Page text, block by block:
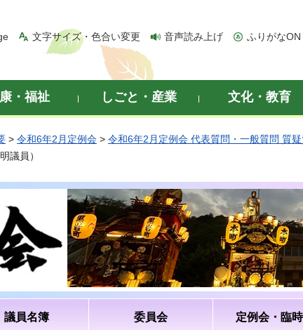
文字サイズ・色合い変更 音声読み上げ ふりがなON
・福祉 しごと・産業 文化・教育
> 令和6年2月定例会 > 令和6年2月定例会 代表質問・一般質問 質
議員）
議員名簿 委員会 定例会・臨